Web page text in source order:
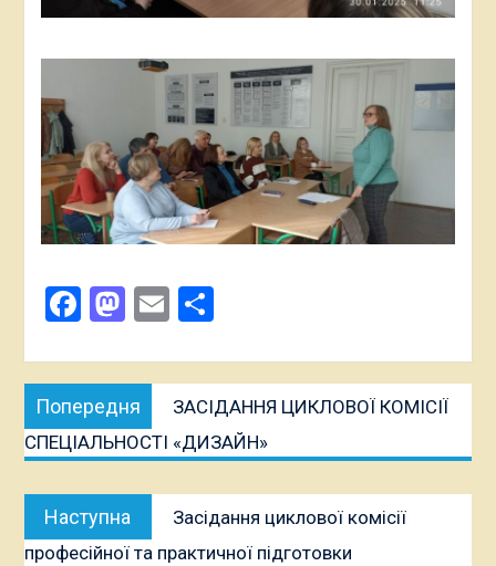
Facebook
Mastodon
Email
Навігація
записів
Попередня
публікація:
ЗАСІДАННЯ ЦИКЛОВОЇ КОМІСІЇ
СПЕЦІАЛЬНОСТІ «ДИЗАЙН»
Наступна
публікація:
Засідання циклової комісії
професійної та практичної підготовки